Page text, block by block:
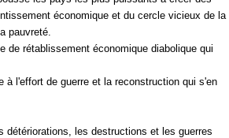
économique et du cercle vicieux de la
pauvreté.
de rétablissement économique diabolique qui
à l'effort de guerre et la reconstruction qui s'en
détériorations, les destructions et les guerres